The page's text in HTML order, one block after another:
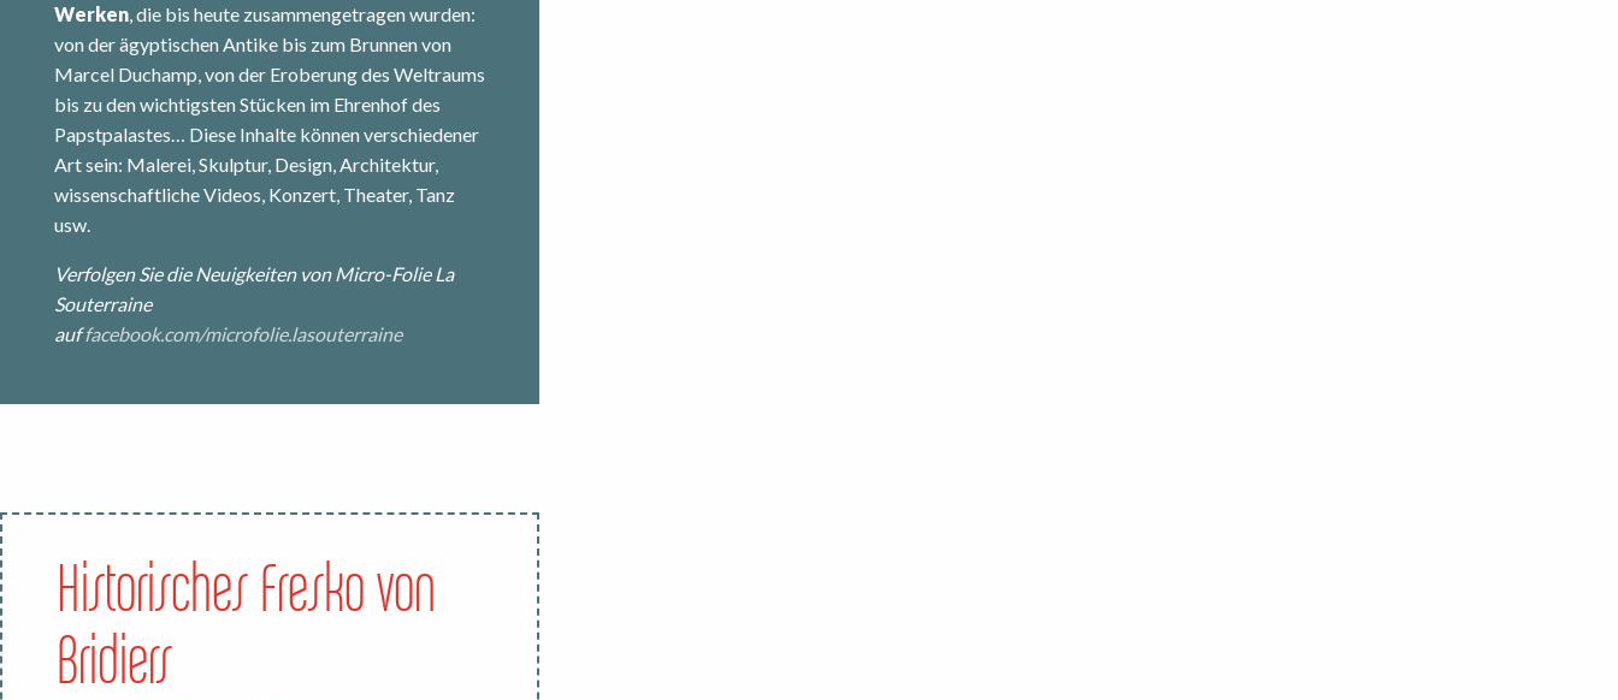
Werken, die bis heute zusammengetragen wurden:
von der ägyptischen Antike bis zum Brunnen von
Marcel Duchamp, von der Eroberung des Weltraums
bis zu den wichtigsten Stücken im Ehrenhof des
Papstpalastes… Diese Inhalte können verschiedener
Art sein: Malerei, Skulptur, Design, Architektur,
wissenschaftliche Videos, Konzert, Theater, Tanz
usw.
Verfolgen Sie die Neuigkeiten von Micro-Folie La
Souterraine
auffacebook.com/microfolie.lasouterraine
Historisches Fresko von
Bridiers